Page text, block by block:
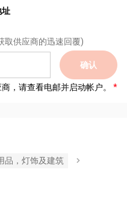
址
取供应商的迅速回覆)
确认
，请查看电邮并启动帐户。
品，灯饰及建筑